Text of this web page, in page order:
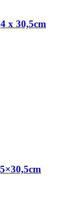
x 30,5cm